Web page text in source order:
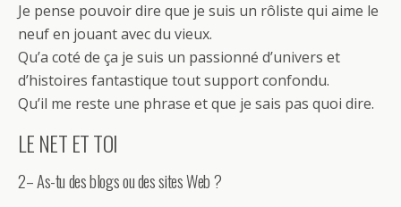
Je pense pouvoir dire que je suis un rôliste qui aime le
neuf en jouant avec du vieux.
Qu’a coté de ça je suis un passionné d’univers et
d’histoires fantastique tout support confondu.
Qu’il me reste une phrase et que je sais pas quoi dire.
LE NET ET TOI
2– As-tu des blogs ou des sites Web ?